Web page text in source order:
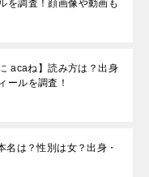
を調査！顔画像や動画も
acaね】読み方は？出身
ールを調査！
名は？性別は女？出身・